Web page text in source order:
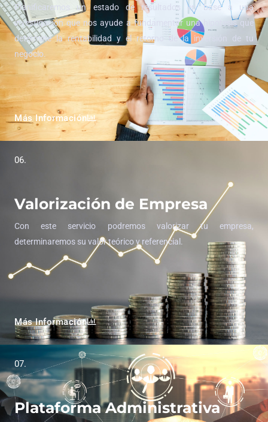
Planificaremos un estado de resultados en base a una
investigación que nos ayude a fundamentar una hipotesis que
determine la rentabilidad y el retorno de la inversión de tu
negocio.
Más Información
06.
Valorización de Empresa
Con este servicio podremos valorizar tu empresa,
determinaremos su valor teórico y referencial.
Más Información
07.
Plataforma Administrativa